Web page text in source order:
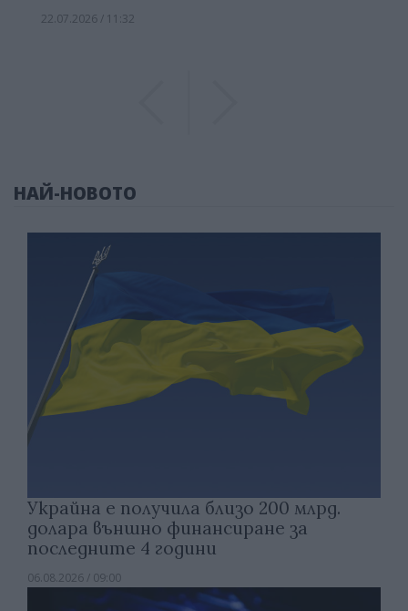
22.07.2026 / 11:32
НАЙ-НОВОТО
Украйна е получила близо 200 млрд.
долара външно финансиране за
последните 4 години
06.08.2026 / 09:00